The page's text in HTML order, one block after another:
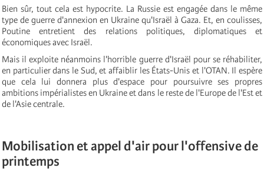
Bien sûr, tout cela est hypocrite. La Russie est engagée dans le même
type de guerre d'annexion en Ukraine qu'Israël à Gaza. Et, en coulisses,
Poutine entretient des relations politiques, diplomatiques et
économiques avec Israël.
Mais il exploite néanmoins l'horrible guerre d'Israël pour se réhabiliter,
en particulier dans le Sud, et affaiblir les États-Unis et l'OTAN. Il espère
que cela lui donnera plus d'espace pour poursuivre ses propres
ambitions impérialistes en Ukraine et dans le reste de l'Europe de l'Est et
de l'Asie centrale.
Mobilisation et appel d'air pour l'offensive de
printemps